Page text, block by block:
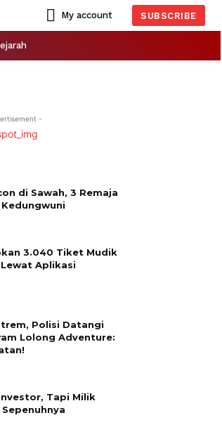
My account SUBSCRIBE
-
di Sawah, 3 Remaja
3.040 Tiket Mudik
Aplikasi
Polisi Datangi
Lolong Adventure:
Tapi Milik